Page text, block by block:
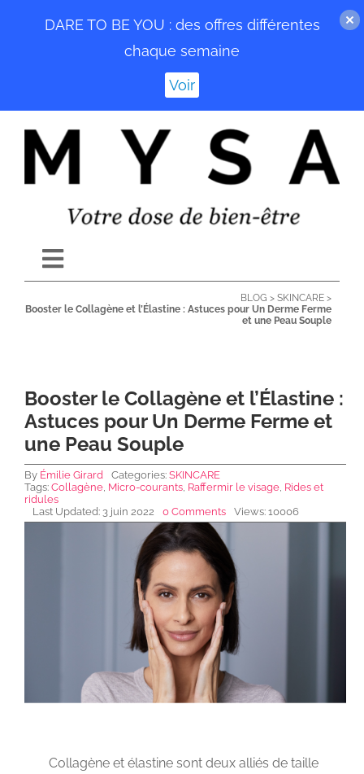
contenu
Toggle
Navigation
ACCUEIL
NEWS DE FOREO
SKINCARE
SANTÉ & BIEN-ÊTRE
BLOG > SKINCARE >
Booster le Collagène et l’Élastine : Astuces pour Un Derme Ferme
et une Peau Souple
Booster le Collagène et l’Élastine :
Astuces pour Un Derme Ferme et
une Peau Souple
By Émilie Girard Categories: SKINCARE
Tags: Collagène Micro-courants Raffermir le visage Rides et
ridules
Last Updated: 3 juin 2022
0 Comments Views: 10006
Collagène et élastine sont deux alliés de taille
DARE TO BE YOU : des offres différentes
chaque semaine
Voir